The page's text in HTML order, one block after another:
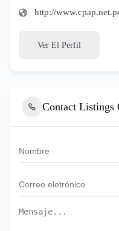
http://
Ver El Perfil
Contact Listings